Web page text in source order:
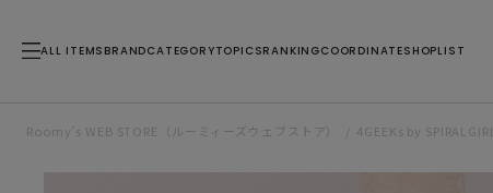
ALL ITEMS BRANDCATEGORYTOPICSRANKINGCOORDINATESHOPLIST
Roomy’s WEB STORE（ルーミィーズウェブストア） 4GEEKs by SPIRALGIRL